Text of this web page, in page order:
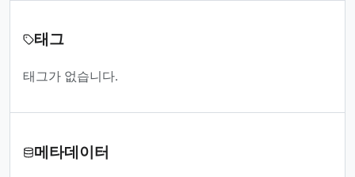
태그
태그가 없습니다.
메타데이터